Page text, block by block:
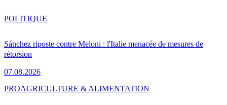
Sánchez riposte contre Meloni : l'Italie menacée de mesures de
rétorsion
07.08.2026
POLITIQUE
PROAGRICULTURE & ALIMENTATION